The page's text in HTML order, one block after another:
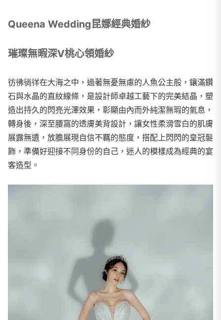
Queena Wedding昆娜經典婚紗
璀璨無暇深V桃心領婚紗
彷彿徜徉在大海之中，過著無憂無慮的人魚公主般，鑲滿鑽
石與水晶的直紋線條，是設計師卓越工藝下的完美結晶，塑
造出持久的閃亮光澤效果，彰顯由內而外純潔無瑕的氣息，
轉身後，深至腰窩的透膚美背設計，讓女性柔滑雪白的肌膚
展露無遺，放膽展現自信不羈的態度，搭配上閃閃的皇冠髮
飾，準備好迎接不同身份的自己，迷人的模樣成為經典的宴
客造型。